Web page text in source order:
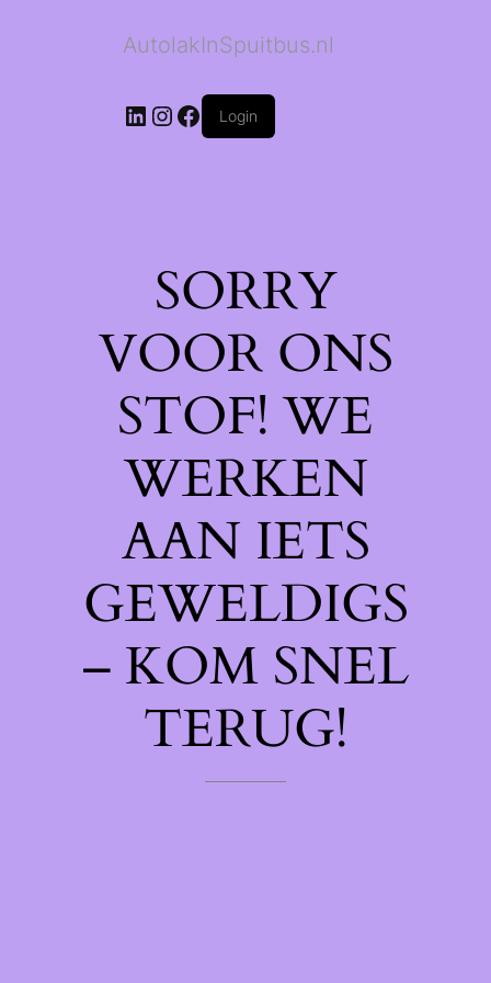
AutolakInSpuitbus.nl
LinkedIn
Instagram
Facebook
Login
SORRY
VOOR ONS
STOF! WE
WERKEN
AAN IETS
GEWELDIGS
– KOM SNEL
TERUG!